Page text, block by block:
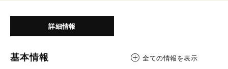
詳細情報
基本情報 全ての情報を表示